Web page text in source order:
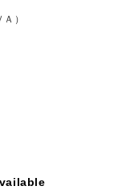
）